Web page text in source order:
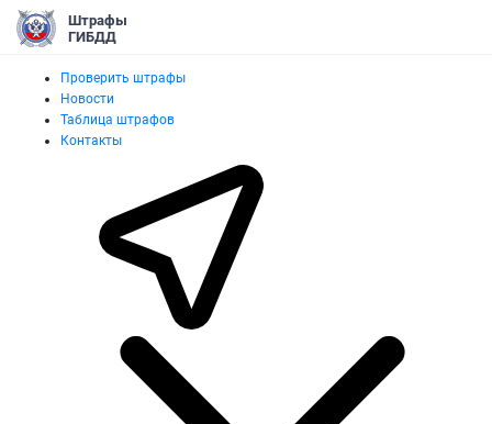
Штрафы
ГИБДД
Проверить штрафы
Новости
Таблица штрафов
Контакты